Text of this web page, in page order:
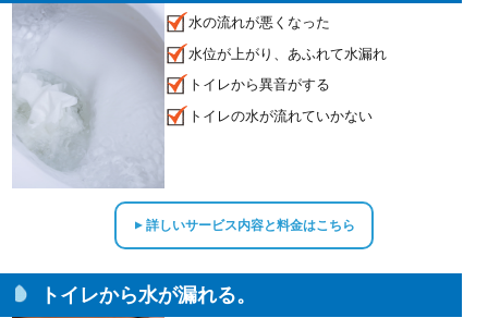
水の流れが悪くなった
水位が上がり、あふれて水漏れ
トイレから異音がする
トイレの水が流れていかない
▲詳しいサービス内容と料金はこちら
トイレから水が漏れる。